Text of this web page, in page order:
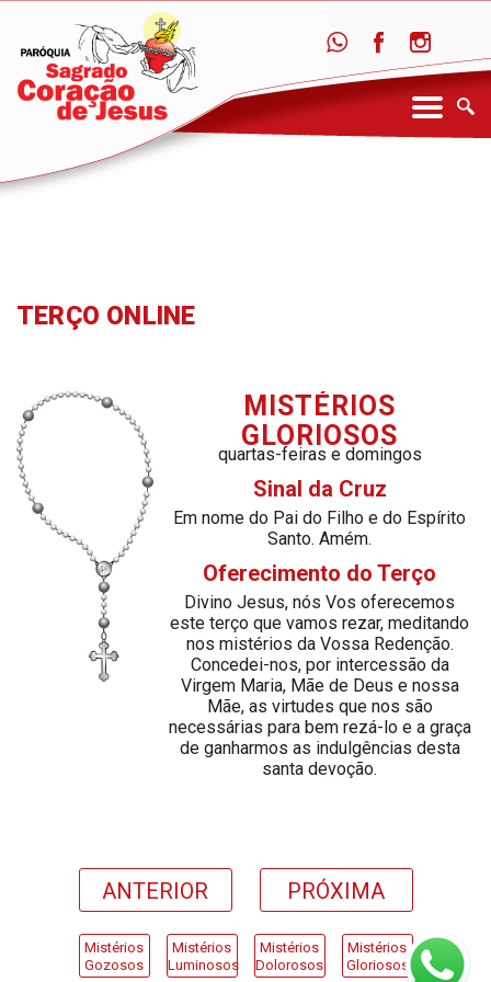
TERÇO ONLINE
MISTÉRIOS
GLORIOSOS
quartas-feiras e domingos
Sinal da Cruz
Em nome do Pai do Filho e do Espírito
Santo. Amém.
Oferecimento do Terço
Divino Jesus, nós Vos oferecemos
este terço que vamos rezar, meditando
nos mistérios da Vossa Redenção.
Concedei-nos, por intercessão da
Virgem Maria, Mãe de Deus e nossa
Mãe, as virtudes que nos são
necessárias para bem rezá-lo e a graça
de ganharmos as indulgências desta
santa devoção.
ANTERIOR PRÓXIMA
Mistérios
Gozosos
Mistérios
Luminosos
Mistérios
Dolorosos
Mistérios
Gloriosos